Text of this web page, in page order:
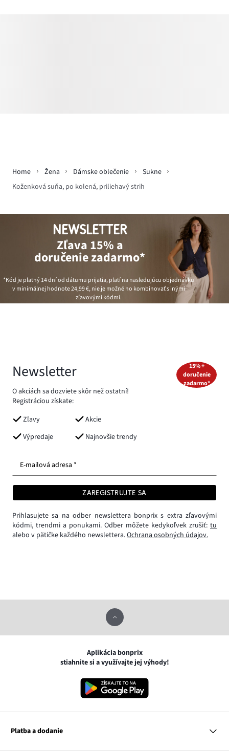
Home Žena Dámske oblečenie
Sukne
Koženková suňa, po kolená, priliehavý strih
NEWSLETTER
Zľava 15% a
doručenie zadarmo*
*Kód je platný 14 dní od dátumu prijatia, platí na nasledujúcu objednávku
v minimálnej hodnote24,99 €, nie je možné ho kombinovať s inými
zľavovými kódmi.
Newsletter
O akciách sa dozviete skôr než ostatní!
Registráciou získate:
Zľavy
Akcie
Výpredaje
Najnovšie trendy
15% +
doručenie
zadarmo*
E-mailová adresa *
ZAREGISTRUJTE SA
Prihlasujete sa na odber newslettera bonprix s extra zľavovými
kódmi, trendmi a ponukami. Odber môžete kedykoľvek zrušiť: tu
alebo v pätičke každého newslettera.Ochrana osobných údajov.
Aplikácia bonprix
stiahnite si a využívajte jej výhody!
Platba a dodanie